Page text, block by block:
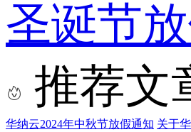
圣诞节
推荐文
华纳云2024年中秋节放假通知 关于